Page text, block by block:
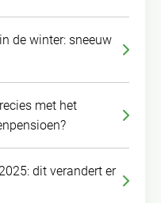
de winter: sneeuw
met het
dit verandert er